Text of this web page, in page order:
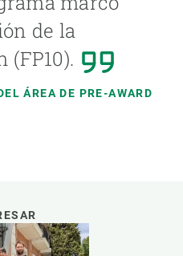
de la
(FP10).
ÁREA DE PRE-AWARD